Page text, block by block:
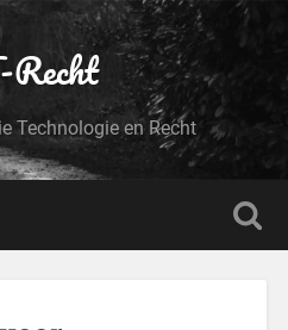
Technologie en Recht